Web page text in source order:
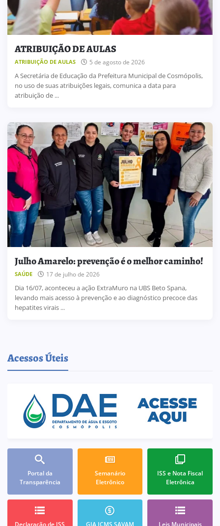
ATRIBUIÇÃO DE AULAS
ATRIBUIÇÃO DE AULAS 5 de agosto de 2026
A Secretária de Educação da Prefeitura Municipal de Cosmópolis,
no uso de suas atribuições legais, comunica a data para
atribuição de ...
Julho Amarelo: prevenção é o melhor caminho!
SAÚDE 17 de julho de 2026
Dia 16/07, aconteceu a ação ExtraMuro na UBS Beto Spana,
levando mais acesso à prevenção e ao diagnóstico precoce das
hepatites virais ...
Acessos Úteis
Portal da
Transparência
Semanário
Eletrônico
ISS e Nota Fiscal
Eletrônica
Declaração de ISS GIA ICMS SAVAM Leis Municipais